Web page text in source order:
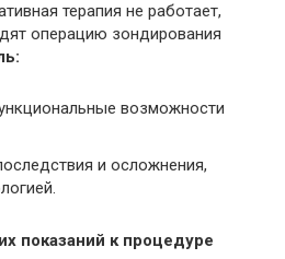
терапия не работает,
операцию зондирования
возможности
и осложнения,
показаний к процедуре